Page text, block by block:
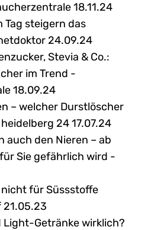
18.11.24
Tag steigern das
24.09.24
Stevia & Co.:
im Trend -
18.09.24
– welcher Durstlöscher
24 17.07.24
auch den Nieren – ab
Sie gefährlich wird -
für Süssstoffe
Light-Getränke wirklich?